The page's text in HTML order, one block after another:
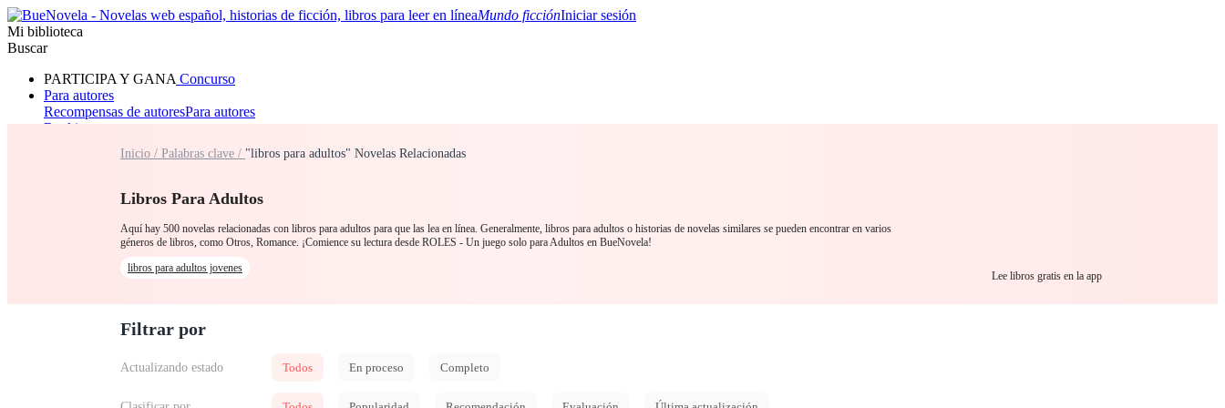
Mundo ficciónIniciar sesión
Mi biblioteca
Buscar
PARTICIPA Y GANA Concurso
Para autores
Recompensas de autoresPara autores
Ranking
RomanceHombre loboMafiaSistema
Inicio / Palabras clave / "libros para adultos" Novelas Relacionadas
Libros Para Adultos
Aquí hay 500 novelas relacionadas con libros para adultos para que las lea en línea. Generalmente, libros para adultos o historias de novelas similares se pueden encontrar en varios
géneros de libros, como Otros, Romance. ¡Comience su lectura desde ROLES - Un juego solo para Adultos en BueNovela!
libros para adultos jovenes
Lee libros gratis en la app
Filtrar por
Actualizando estado Todos En proceso Completo